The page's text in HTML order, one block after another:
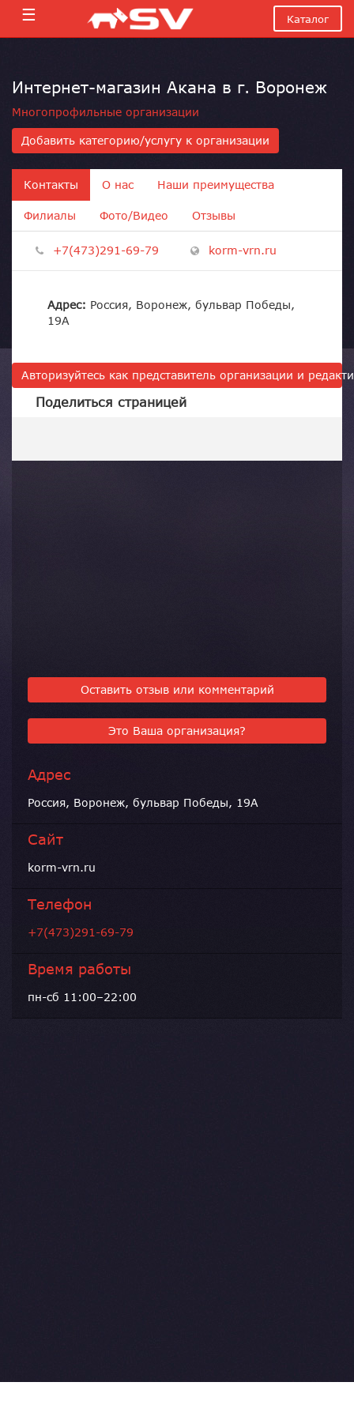
☰ Каталог
Интернет-магазин Акана в г. Воронеж
Многопрофильные организации
Добавить категорию/услугу к организации
Контакты О нас Наши преимущества
Филиалы Фото/Видео Отзывы
+7(473)291-69-79 korm-vrn.ru
Адрес: Россия, Воронеж, бульвар Победы,
19А
Авторизуйтесь как представитель организации и
Поделиться страницей
Оставить отзыв или комментарий
Это Ваша организация?
Адрес
Россия, Воронеж, бульвар Победы, 19А
Сайт
korm-vrn.ru
Телефон
+7(473)291-69-79
Время работы
пн-сб 11:00–22:00